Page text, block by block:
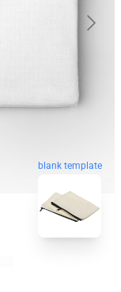
blank template